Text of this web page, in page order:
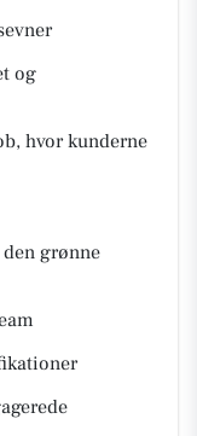
og
hvor kunderne
grønne